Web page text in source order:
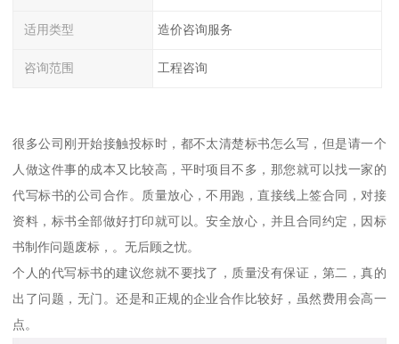
适用类型 造价咨询服务
咨询范围 工程咨询
很多公司刚开始接触投标时，都不太清楚标书怎么写，但是请一个
人做这件事的成本又比较高，平时项目不多，那您就可以找一家的
代写标书的公司合作。质量放心，不用跑，直接线上签合同，对接
资料，标书全部做好打印就可以。安全放心，并且合同约定，因标
书制作问题废标，。无后顾之忧。
个人的代写标书的建议您就不要找了，质量没有保证，第二，真的
出了问题，无门。还是和正规的企业合作比较好，虽然费用会高一
点。